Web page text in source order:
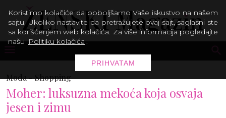
Moda -Shopping
Moher: luksuzna mekoća koja osvaja
jesen i zimu
Koristimo kolačiće da poboljšamo Vaše iskustvo na našem
sajtu. Ukoliko nastavite da pretražujete ovaj sajt, saglasni ste
sa korišćenjem web kolačića. Za više informacija pogledajte
našu Politiku kolačića .
PRIHVATAM